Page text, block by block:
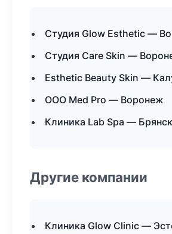
Студия Glow Esthetic —
Студия Care Skin —
Esthetic Beauty Skin —
ООО Med Pro — Воронеж
Клиника Lab Spa — Брянск
Другие компании
Клиника Glow Clinic —